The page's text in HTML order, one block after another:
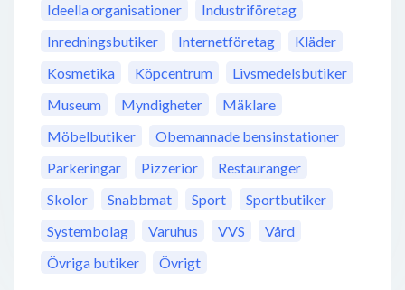
Ideella organisationer
Industriföretag
Inredningsbutiker
Internetföretag
Kläder
Kosmetika
Köpcentrum
Livsmedelsbutiker
Museum
Myndigheter
Mäklare
Möbelbutiker
Obemannade bensinstationer
Parkeringar
Pizzerior
Restauranger
Skolor
Snabbmat Sport
Sportbutiker
Systembolag
Varuhus VVS
Vård
Övriga butiker
Övrigt